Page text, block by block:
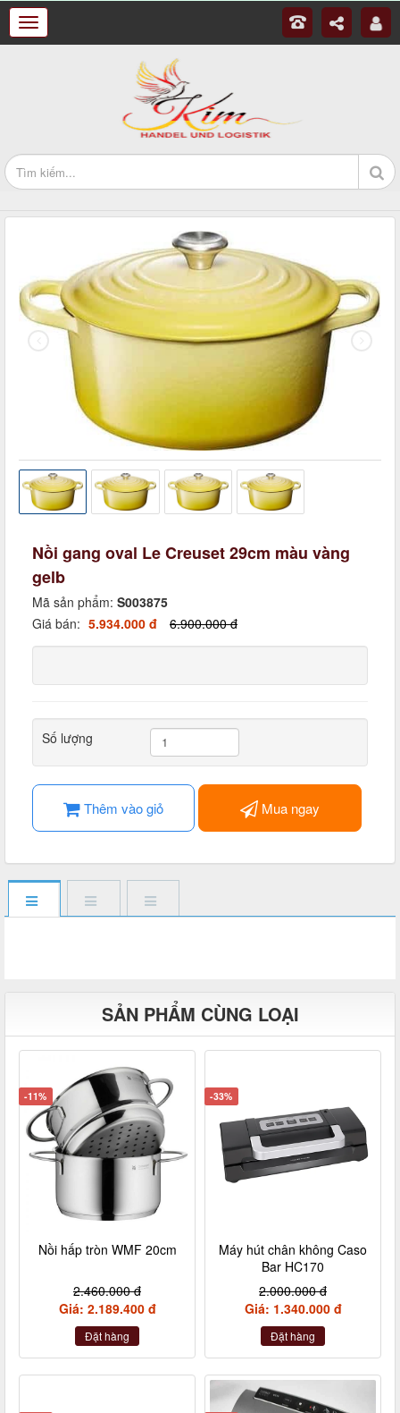
Nồi gang oval Le Creuset 29cm màu vàng
gelb
Mã sản phẩm: S003875
Giá bán: 5.934.000 đ 6.900.000 đ
Số lượng
Thêm vào giỏ Mua ngay
SẢN PHẨM CÙNG LOẠI
-11%
Nồi hấp tròn WMF 20cm
2.460.000 đ
Giá: 2.189.400 đ
Đặt hàng
-33%
Máy hút chân không Caso
Bar HC170
2.000.000 đ
Giá: 1.340.000 đ
Đặt hàng